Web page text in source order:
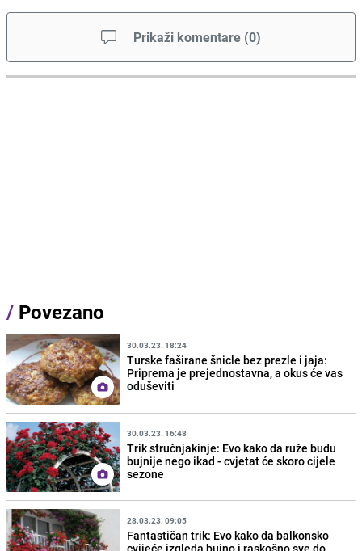
Prikaži komentare (0)
/ Povezano
30.03.23. 18:24
Turske faširane šnicle bez prezle i jaja:
Priprema je prejednostavna, a okus će vas
oduševiti
30.03.23. 16:48
Trik stručnjakinje: Evo kako da ruže budu
bujnije nego ikad - cvjetat će skoro cijele
sezone
28.03.23. 09:05
Fantastičan trik: Evo kako da balkonsko